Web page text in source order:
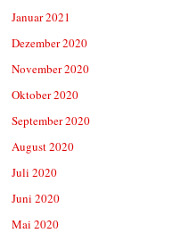
Januar 2021
Dezember 2020
November 2020
Oktober 2020
September 2020
August 2020
Juli 2020
Juni 2020
Mai 2020